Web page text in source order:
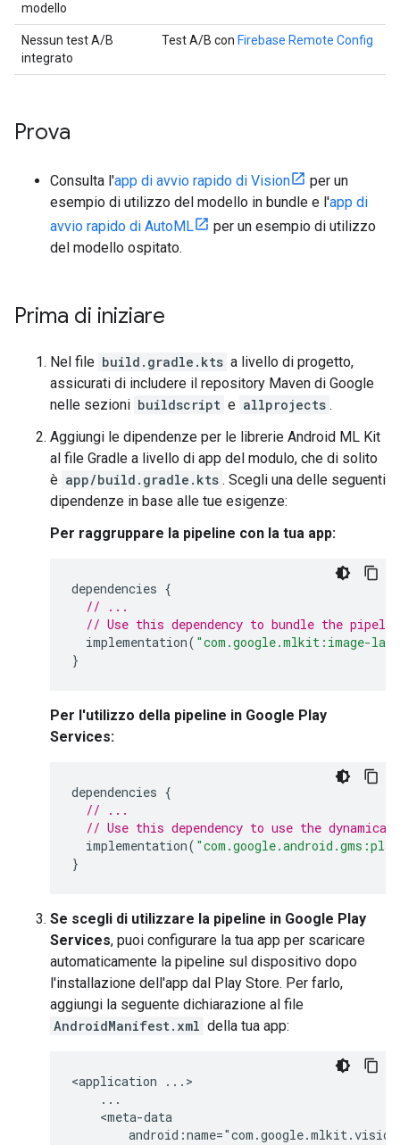
modello
Nessun test A/B
integrato
Test A/B con Firebase Remote Config
Prova
Consulta l'app di avvio rapido di Vision
per un
esempio di utilizzo del modello in bundle e l'app di
avvio rapido di AutoML
per un esempio di utilizzo
del modello ospitato.
Prima di iniziare
Nel file build.gradle.kts a livello di progetto,
assicurati di includere il repository Maven di Google
nelle sezioni buildscript e allprojects .
Aggiungi le dipendenze per le librerie Android ML Kit
al file Gradle a livello di app del modulo, che di solito
è app/build.gradle.kts . Scegli una delle seguenti
dipendenze in base alle tue esigenze:
Per raggruppare la pipeline con la tua app:
dependencies {
// ...
// Use this dependency to bundle the
implementation( "com.google.mlkit:image-
}
Per l'utilizzo della pipeline in Google Play
Services:
dependencies {
// ...
// Use this dependency to use the
implementation(
}
Se scegli di utilizzare la pipeline in Google Play
Services, puoi configurare la tua app per scaricare
automaticamente la pipeline sul dispositivo dopo
l'installazione dell'app dal Play Store. Per farlo,
aggiungi la seguente dichiarazione al file
AndroidManifest.xml della tua app:
<application